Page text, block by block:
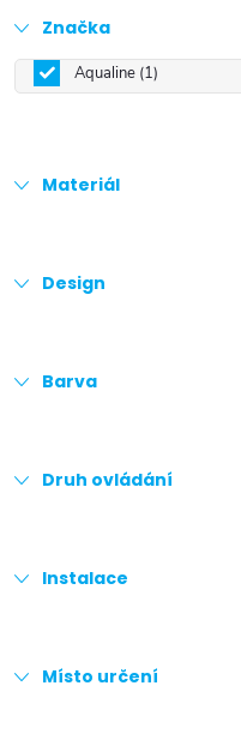
Značka
Aqualine 1
Materiál
Design
Barva
Druh ovládání
Instalace
Místo určení